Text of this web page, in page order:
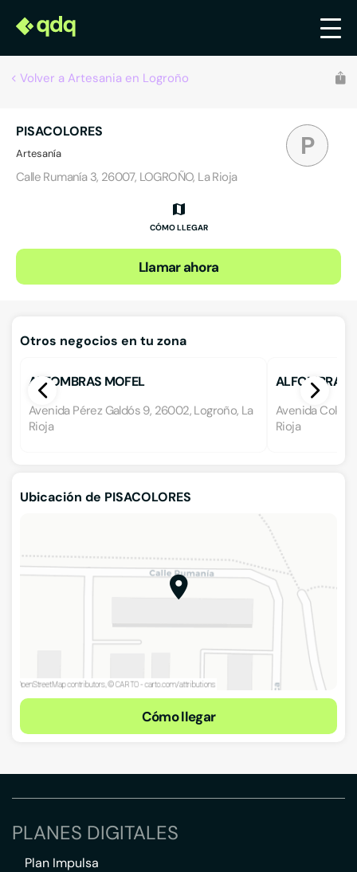
Volver a Artesania en Logroño
P
PISACOLORES
Artesanía
Calle Rumanía 3, 26007, LOGROÑO, La Rioja
CÓMO LLEGAR
Llamar ahora
Otros negocios en tu zona
ALFOMBRAS MOFEL
Avenida Pérez Galdós 9, 26002, Logroño, La
Rioja
ALFOMBRAS
Avenida Colón
Rioja
Ubicación de PISACOLORES
Cómo llegar
PLANES DIGITALES
Plan Impulsa